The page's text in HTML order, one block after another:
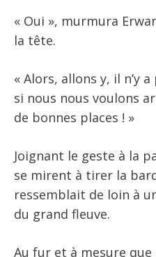
« Oui », murmura
la tête.
« Alors, allons y, il n’y
si nous nous voulons
de bonnes places ! »
Joignant le geste à la
se mirent à tirer la
ressemblait de loin à
du grand fleuve.
Au fur et à mesure que